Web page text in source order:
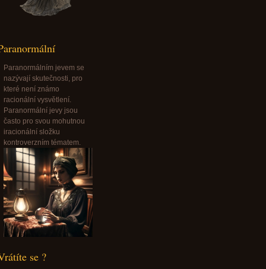
Paranormálním jevem se
nazývají skutečnosti, pro
které není známo
racionální vysvětlení.
Paranormální jevy jsou
často pro svou mohutnou
iracionální složku
kontroverzním tématem.
se ?